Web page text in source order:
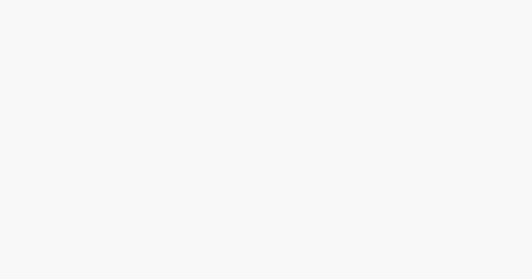
wenn man sich meist völlig ungewollt den Unmut seines
Doch wenn man diese Möglichkeit, darüber zu reden, achtlos
schnell zum Einlenken bewegen. Oft gibt es in der Familie oder in
Immer ist es aber das gemeinsame Gespräch, welches uns